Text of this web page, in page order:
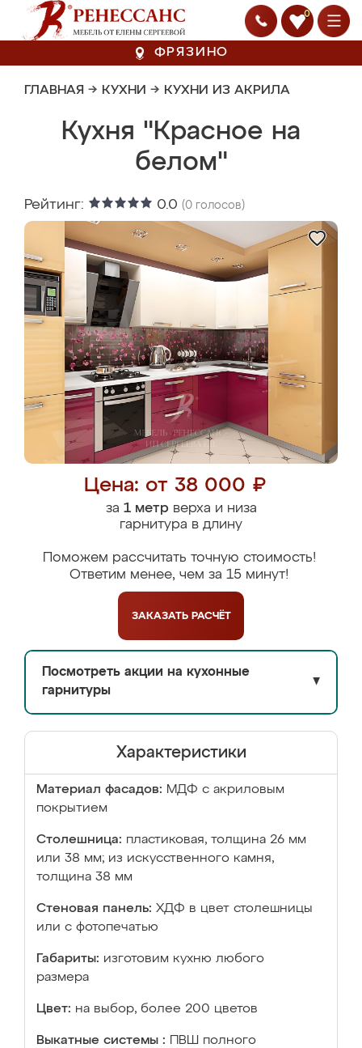
0
ФРЯЗИНО
ГЛАВНАЯ → КУХНИ → КУХНИ ИЗ АКРИЛА
Кухня "Красное на
белом"
Рейтинг: 0.0 (0 голосов)
Цена: от 38 000 ₽
за 1 метрверха и низа
гарнитура в длину
Поможем рассчитать точную стоимость!
Ответим менее, чем за 15 минут!
ЗАКАЗАТЬ РАСЧЁТ
Посмотреть акции на кухонные
гарнитуры
▼
Характеристики
Материал фасадов: МДФ с акриловым
покрытием
Столешница: пластиковая, толщина 26 мм
или 38 мм; из искусственного камня,
толщина 38 мм
Стеновая панель: ХДФ в цвет столешницы
или с фотопечатью
Габариты: изготовим кухню любого
размера
Цвет: на выбор, более 200 цветов
Выкатные системы :
ПВШ полного